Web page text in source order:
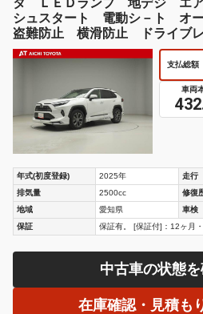
シュスタート 電動シ－ト オ
盗難防止 横滑防止 ドライブ
車 ＡＷ ＡＢＳ
支払総額
車両
年式(初度登録) 2025年 走行
排気量
2500cc 修復
地域
愛知県 車検
保証
保証有。 [保証付]：12ヶ月
中古車の状態
在庫確認・見積も